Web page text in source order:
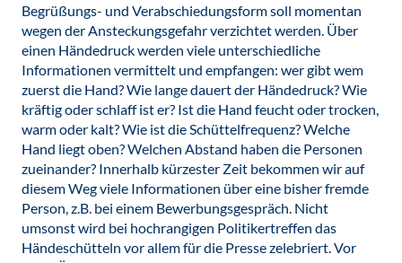
Begrüßungs- und Verabschiedungsform soll momentan
wegen der Ansteckungsgefahr verzichtet werden. Über
einen Händedruck werden viele unterschiedliche
Informationen vermittelt und empfangen: wer gibt wem
zuerst die Hand? Wie lange dauert der Händedruck? Wie
kräftig oder schlaff ist er? Ist die Hand feucht oder trocken,
warm oder kalt? Wie ist die Schüttelfrequenz? Welche
Hand liegt oben? Welchen Abstand haben die Personen
zueinander? Innerhalb kürzester Zeit bekommen wir auf
diesem Weg viele Informationen über eine bisher fremde
Person, z.B. bei einem Bewerbungsgespräch. Nicht
umsonst wird bei hochrangigen Politikertreffen das
Händeschütteln vor allem für die Presse zelebriert. Vor